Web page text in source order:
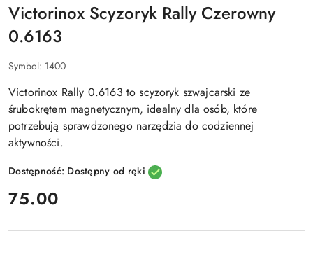
Victorinox Scyzoryk Rally Czerowny
0.6163
Symbol: 1400
Victorinox Rally 0.6163 toscyzoryk szwajcarski ze
śrubokrętem magnetycznym, idealny dla osób, które
potrzebują sprawdzonego narzędzia do codziennej
aktywności.
Dostępność: Dostępny od ręki
cena:
75.00